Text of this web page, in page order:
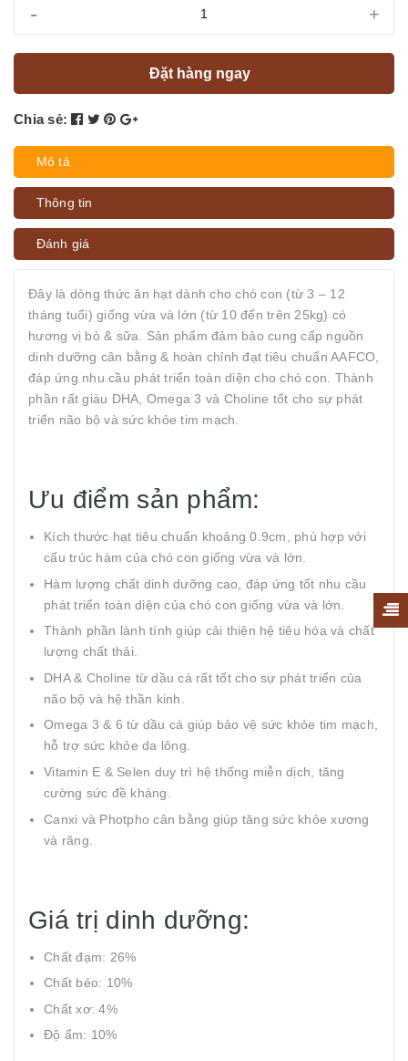
- +
Đặt hàng ngay
Chia sẻ:
Mô tả
Thông tin
Đánh giá
Đây là dòng thức ăn hạt dành cho chó con (từ 3 – 12
tháng tuổi) giống vừa và lớn (từ 10 đến trên 25kg) có
hương vị bò & sữa. Sản phẩm đảm bảo cung cấp nguồn
dinh dưỡng cân bằng & hoàn chỉnh đạt tiêu chuẩn AAFCO,
đáp ứng nhu cầu phát triển toàn diện cho chó con. Thành
phần rất giàu DHA, Omega 3 và Choline tốt cho sự phát
triển não bộ và sức khỏe tim mạch.
Ưu điểm sản phẩm:
Kích thước hạt tiêu chuẩn khoảng 0.9cm, phù hợp với
cấu trúc hàm của chó con giống vừa và lớn.
Hàm lượng chất dinh dưỡng cao, đáp ứng tốt nhu cầu
phát triển toàn diện của chó con giống vừa và lớn.
Thành phần lành tính giúp cải thiện hệ tiêu hóa và chất
lượng chất thải.
DHA & Choline từ dầu cá rất tốt cho sự phát triển của
não bộ và hệ thần kinh.
Omega 3 & 6 từ dầu cá giúp bảo vệ sức khỏe tim mạch,
hỗ trợ sức khỏe da lông.
Vitamin E & Selen duy trì hệ thống miễn dịch, tăng
cường sức đề kháng.
Canxi và Photpho cân bằng giúp tăng sức khỏe xương
và răng.
Giá trị dinh dưỡng:
Chất đạm: 26%
Chất béo: 10%
Chất xơ: 4%
Độ ẩm: 10%